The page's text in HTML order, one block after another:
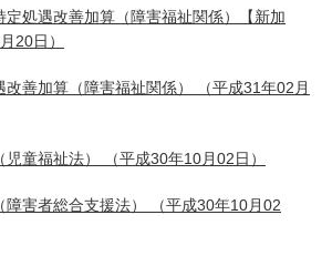
定処遇改善加算（障害福祉関係）【新加
20日）
善加算（障害福祉関係）
（平成31年02月
童福祉法） （平成30年10月02日）
害者総合支援法）
（平成30年10月02